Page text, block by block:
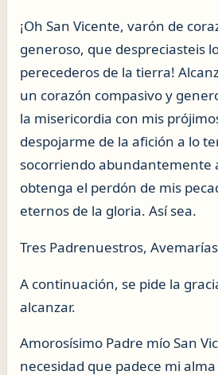
¡Oh San Vicente, varón de
generoso, que despreciasteis
perecederos de la tierra!
un corazón compasivo y
la misericordia con mis
despojarme de la afición a lo
socorriendo abundantemente
obtenga el perdón de mis
eternos de la gloria. Así sea.
Tres Padrenuestros,
A continuación, se pide la
alcanzar.
Amorosísimo Padre mío San
necesidad que padece mi